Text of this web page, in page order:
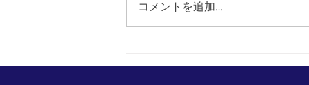
コメントを追加…